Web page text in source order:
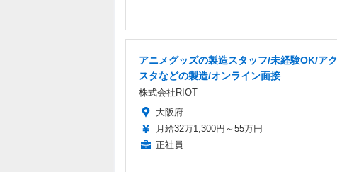
アニメグッズの製造スタッフ/未経験OK/アク
スタなどの製造/オンライン面接
株式会社RIOT
大阪府
月給32万1,300円～55万円
正社員